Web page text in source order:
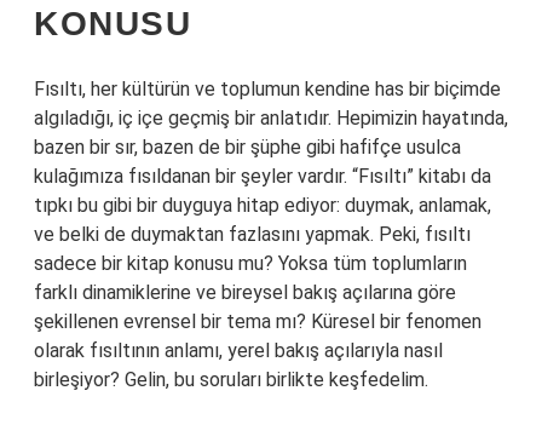
KONUSU
Fısıltı, her kültürün ve toplumun kendine has bir biçimde
algıladığı, iç içe geçmiş bir anlatıdır. Hepimizin hayatında,
bazen bir sır, bazen de bir şüphe gibi hafifçe usulca
kulağımıza fısıldanan bir şeyler vardır. “Fısıltı” kitabı da
tıpkı bu gibi bir duyguya hitap ediyor: duymak, anlamak,
ve belki de duymaktan fazlasını yapmak. Peki, fısıltı
sadece bir kitap konusu mu? Yoksa tüm toplumların
farklı dinamiklerine ve bireysel bakış açılarına göre
şekillenen evrensel bir tema mı? Küresel bir fenomen
olarak fısıltının anlamı, yerel bakış açılarıyla nasıl
birleşiyor? Gelin, bu soruları birlikte keşfedelim.